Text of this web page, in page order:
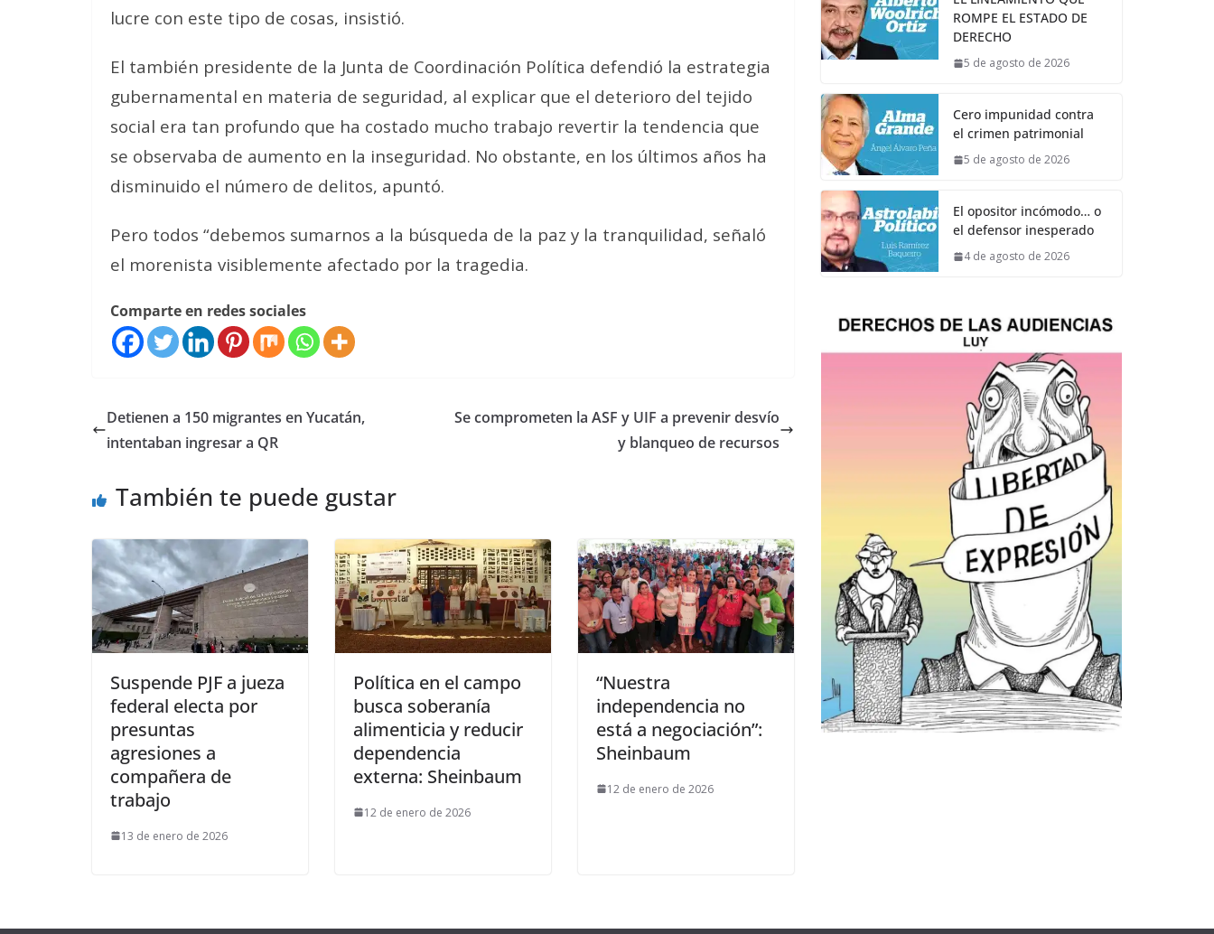
lucre con este tipo de cosas, insistió.
El también presidente de la Junta de Coordinación Política defendió la estrategia
gubernamental en materia de seguridad, al explicar que el deterioro del tejido
social era tan profundo que ha costado mucho trabajo revertir la tendencia que
se observaba de aumento en la inseguridad. No obstante, en los últimos años ha
disminuido el número de delitos, apuntó.
Pero todos “debemos sumarnos a la búsqueda de la paz y la tranquilidad, señaló
el morenista visiblemente afectado por la tragedia.
Comparte en redes sociales
Detienen a 150 migrantes en Yucatán,
intentaban ingresar a QR
Se comprometen la ASF y UIF a prevenir desvío
y blanqueo de recursos
También te puede gustar
Suspende PJF a jueza
federal electa por
presuntas
agresiones a
compañera de
trabajo
13 de enero de 2026
Política en el campo
busca soberanía
alimenticia y reducir
dependencia
externa: Sheinbaum
12 de enero de 2026
“Nuestra
independencia no
está a negociación”:
Sheinbaum
12 de enero de 2026
ROMPE EL ESTADO DE
DERECHO
5 de agosto de 2026
Cero impunidad contra
el crimen patrimonial
5 de agosto de 2026
El opositor incómodo… o
el defensor inesperado
4 de agosto de 2026